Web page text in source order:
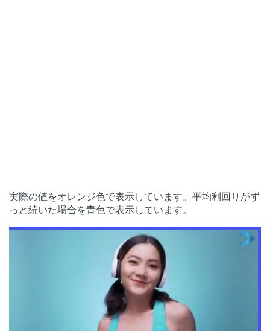
実際の値をオレンジ色で表示しています。平均利回りがず
っと続いた場合を青色で表示しています。